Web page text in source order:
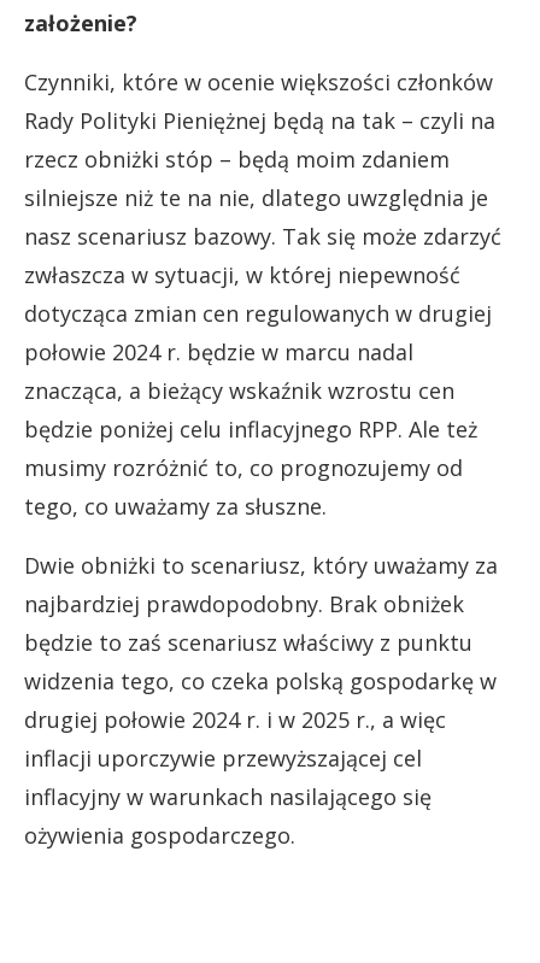
założenie?
Czynniki, które w ocenie większości członków
Rady Polityki Pieniężnej będą na tak – czyli na
rzecz obniżki stóp – będą moim zdaniem
silniejsze niż te na nie, dlatego uwzględnia je
nasz scenariusz bazowy. Tak się może zdarzyć
zwłaszcza w sytuacji, w której niepewność
dotycząca zmian cen regulowanych w drugiej
połowie 2024 r. będzie w marcu nadal
znacząca, a bieżący wskaźnik wzrostu cen
będzie poniżej celu inflacyjnego RPP. Ale też
musimy rozróżnić to, co prognozujemy od
tego, co uważamy za słuszne.
Dwie obniżki to scenariusz, który uważamy za
najbardziej prawdopodobny. Brak obniżek
będzie to zaś scenariusz właściwy z punktu
widzenia tego, co czeka polską gospodarkę w
drugiej połowie 2024 r. i w 2025 r., a więc
inflacji uporczywie przewyższającej cel
inflacyjny w warunkach nasilającego się
ożywienia gospodarczego.